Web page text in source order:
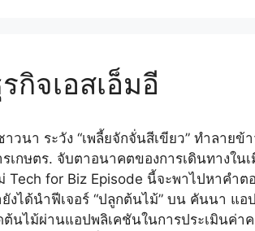
กิจเอสเอ็มอี
วนา ระวัง “เพลี้ยจักจั่นสีเขียว” ทำลายข้
เกษตร. จับตาอนาคตของการเดินทางใน
for Biz Episode นี้จะพาไปหาคำต
ได้นำฟีเจอร์ “ปลูกต้นไม้” บน คันนา แอ
นไม้ผ่านแอปพลิเคชันในการประเมินค่า